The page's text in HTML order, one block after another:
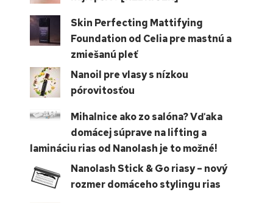
Skin Perfecting Mattifying
Foundation od Celia pre mastnú a
zmiešanú pleť
Nanoil pre vlasy s nízkou
pórovitosťou
Mihalnice ako zo salóna? Vďaka
domácej súprave na lifting a
lamináciu rias od Nanolash je to možné!
Nanolash Stick & Go riasy – nový
rozmer domáceho stylingu rias